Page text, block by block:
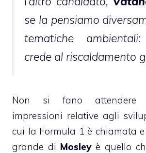
se la pensiamo
tematiche
crede al riscaldamento
Non si fano attendere
impressioni relative agli
cui la Formula 1 è chiamata e
grande di Mosleyè quello